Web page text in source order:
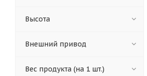
Высота
Внешний привод
Вес продукта (на 1 шт.)